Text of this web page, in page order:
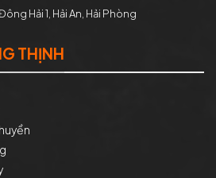
Hải 1, Hải An, Hải Phòng
THỊNH